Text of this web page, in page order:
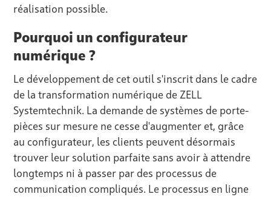
réalisation possible.
Pourquoi un configurateur
numérique ?
Le développement de cet outil s'inscrit dans le cadre
de la transformation numérique de ZELL
Systemtechnik. La demande de systèmes de porte-
pièces sur mesure ne cesse d'augmenter et, grâce
au configurateur, les clients peuvent désormais
trouver leur solution parfaite sans avoir à attendre
longtemps ni à passer par des processus de
communication compliqués. Le processus en ligne